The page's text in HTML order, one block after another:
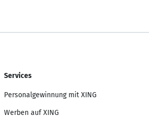
Services
Personalgewinnung mit XING
Werben auf XING